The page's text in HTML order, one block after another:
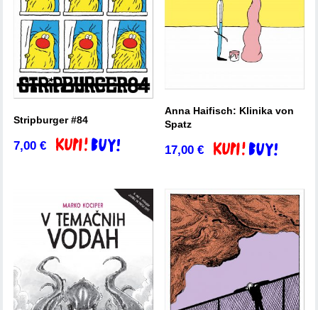
Stripburger #84
7,00€ Dodaj v košarico
Anna Haifisch: Klinika von
Spatz
17,00€ Dodaj v košarico